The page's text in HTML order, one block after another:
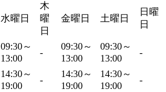
水曜日
木
曜
日
金曜日 土曜日
日曜
日
09:30～
13:00
-
09:30～
13:00
09:30～
13:00
-
14:30～
19:00
-
14:30～
19:00
14:30～
19:00
-